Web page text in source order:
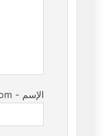
Nom - الإسم